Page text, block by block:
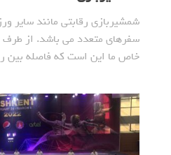
شمشیربازی رقابتی مانند سایر
سفرهای متعدد می باشد. از طرف
خاص ما این است که فاصله بین